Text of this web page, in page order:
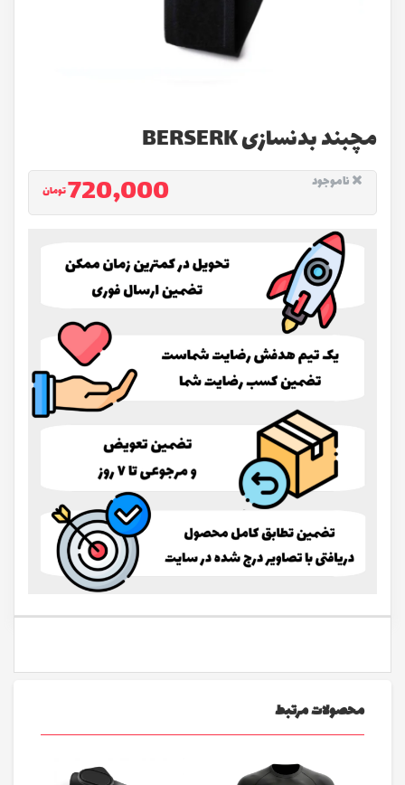
مچبند بدنسازی BERSERK
ناموجود 720,000تومان
محصولات مرتبط